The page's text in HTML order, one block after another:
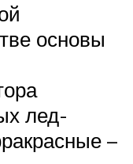
основы
лед-
–